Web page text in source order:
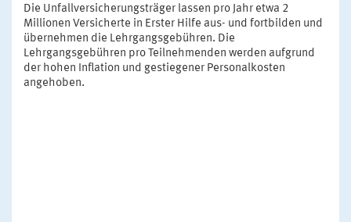
Die Unfallversicherungsträger lassen pro Jahr etwa 2
Millionen Versicherte in Erster Hilfe aus- und fortbilden und
übernehmen die Lehrgangsgebühren. Die
Lehrgangsgebühren pro Teilnehmenden werden aufgrund
der hohen Inflation und gestiegener Personalkosten
angehoben.